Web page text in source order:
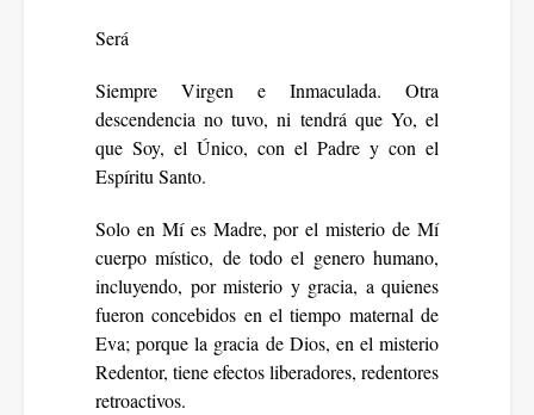
Será
Siempre Virgen e Inmaculada. Otra
descendencia no tuvo, ni tendrá que Yo, el
que Soy, el Único, con el Padre y con el
Espíritu Santo.
Solo en Mí es Madre, por el misterio de Mí
cuerpo místico, de todo el genero humano,
incluyendo, por misterio y gracia, a quienes
fueron concebidos en el tiempo maternal de
Eva; porque la gracia de Dios, en el misterio
Redentor, tiene efectos liberadores, redentores
retroactivos.